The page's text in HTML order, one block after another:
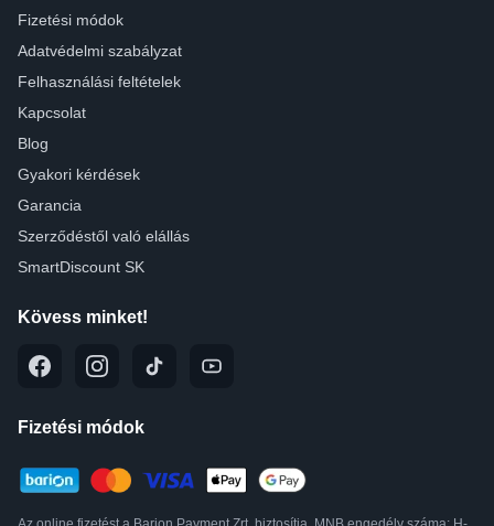
Fizetési módok
Adatvédelmi szabályzat
Felhasználási feltételek
Kapcsolat
Blog
Gyakori kérdések
Garancia
Szerződéstől való elállás
SmartDiscount SK
Kövess minket!
Fizetési módok